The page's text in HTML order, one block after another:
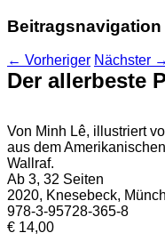
Beitragsnavigation
← Vorheriger Nächster →
Der allerbeste
Von Minh Lê, illustriert
aus dem
Wallraf.
Ab 3, 32 Seiten
2020, Knesebeck,
978-3-95728-365-8
€ 14,00